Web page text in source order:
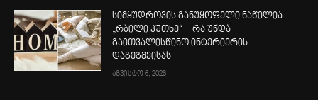
სიმყუდროვის განუყოფელი ნაწილია
„რბილი კუთხე“ – რა უნდა
გაითვალისწინო ინტერიერის
დაგეგმვისას
აგვისტო 6, 2026